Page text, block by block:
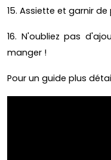
15. Assiette et garnir
16. N'oubliez pas
manger !
Pour un guide plus